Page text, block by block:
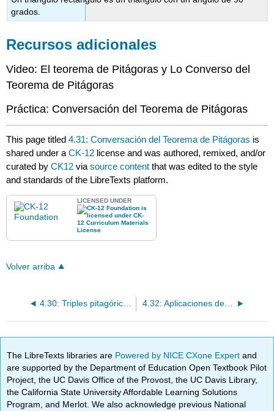
grados.
Recursos adicionales
Video: El teorema de Pitágoras y Lo Converso del
Teorema de Pitágoras
Práctica: Conversación del Teorema de Pitágoras
This page titled4.31: Conversación del Teorema de Pitágoras is
shared under aCK-12 license and was authored, remixed, and/or
curated byCK12 viasource content that was edited to the style
and standards of the LibreTexts platform.
LICENSED UNDER
Volver arriba
4.30: Triples pitagóricos 4.32: Aplicaciones del Teorema de Pitágoras
The LibreTexts libraries are Powered by NICE CXone Expertand
are supported by the Department of Education Open Textbook Pilot
Project, the UC Davis Office of the Provost, the UC Davis Library,
the California State University Affordable Learning Solutions
Program, and Merlot. We also acknowledge previous National